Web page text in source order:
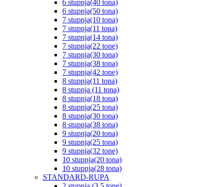
6 stupnja(40 tona)
6 stupnja(50 tona)
7 stupnja(10 tona)
7 stupnja(11 tona)
7 stupnja(14 tona)
7 stupnja(22 tone)
7 stupnja(30 tona)
7 stupnja(38 tona)
7 stupnja(42 tone)
8 stupnja(11 tona)
8 stupnja (11 tona)
8 stupnja(18 tona)
8 stupnja(25 tona)
8 stupnja(30 tona)
8 stupnja(38 tona)
9 stupnja(20 tona)
9 stupnja(25 tona)
9 stupnja(32 tone)
10 stupnja(20 tona)
10 stupnja(28 tona)
STANDARD-RUPA